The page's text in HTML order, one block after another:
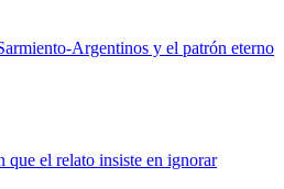
Argentinos y el patrón eterno
el relato insiste en ignorar